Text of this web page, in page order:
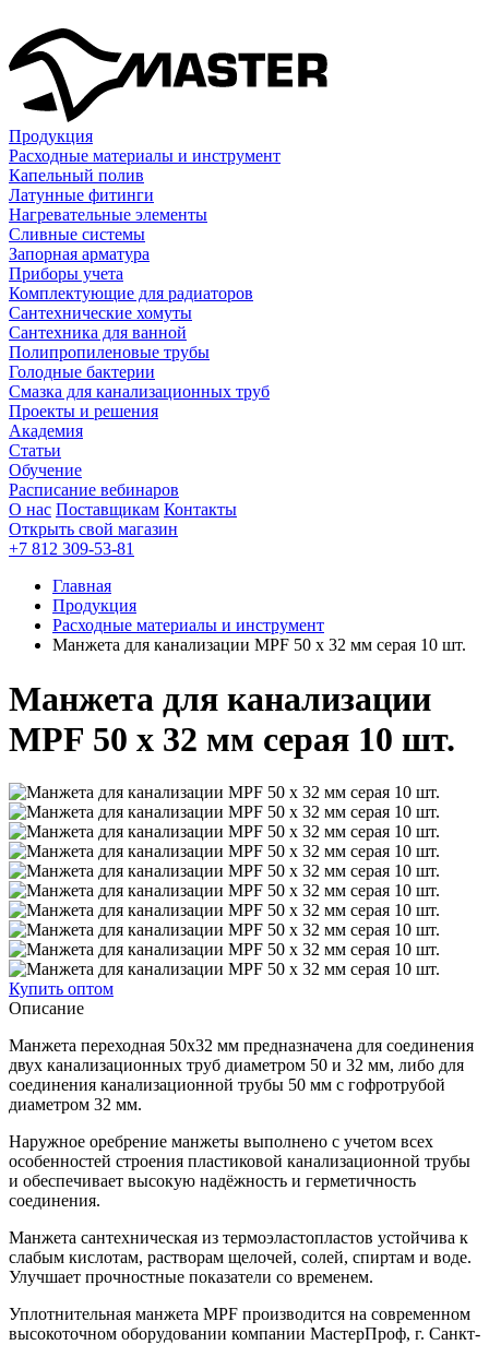
Продукция
Расходные материалы и инструмент
Капельный полив
Латунные фитинги
Нагревательные элементы
Сливные системы
Запорная арматура
Приборы учета
Комплектующие для радиаторов
Сантехнические хомуты
Сантехника для ванной
Полипропиленовые трубы
Голодные бактерии
Смазка для канализационных труб
Проекты и решения
Академия
Статьи
Обучение
Расписание вебинаров
О нас Поставщикам Контакты
Открыть свой магазин
+7 812 309-53-81
Главная
Продукция
Расходные материалы и инструмент
Манжета для канализации MPF 50 х 32 мм серая 10 шт.
Манжета для канализации
MPF 50 х 32 мм серая 10 шт.
Купить оптом
Описание
Манжета переходная 50х32 мм предназначена для соединения
двух канализационных труб диаметром 50 и 32 мм, либо для
соединения канализационной трубы 50 мм с гофротрубой
диаметром 32 мм.
Наружное оребрение манжеты выполнено с учетом всех
особенностей строения пластиковой канализационной трубы
и обеспечивает высокую надёжность и герметичность
соединения.
Манжета сантехническая из термоэластопластов устойчива к
слабым кислотам, растворам щелочей, солей, спиртам и воде.
Улучшает прочностные показатели со временем.
Уплотнительная манжета MPF производится на современном
высокоточном оборудовании компании МастерПроф, г. Санкт-